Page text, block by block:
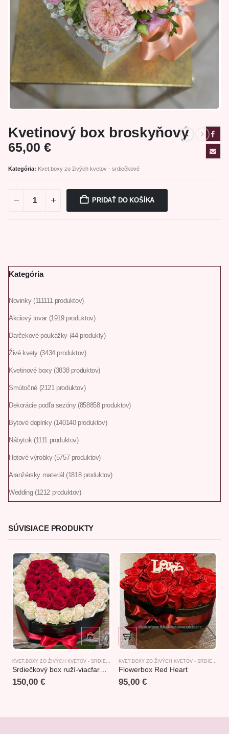
Kvetinový box broskyňový
65,00 €
Kategória: Kvet.boxy zo živých kvetov - srdiečkové
PRIDAŤ DO KOŠÍKA
Kategória
Novinky 111111 produktov
Akciový tovar 1919 produktov
Darčekové poukážky 44 produkty
Živé kvety 3434 produktov
Kvetinové boxy 3838 produktov
Smútočné 2121 produktov
Dekorácie podľa sezóny 858858 produktov
Bytové doplnky 140140 produktov
Nábytok 1111 produktov
Hotové výrobky 5757 produktov
Aranžérsky materiál 1818 produktov
Wedding 1212 produktov
SÚVISIACE PRODUKTY
KVET.BOXY ZO ŽIVÝCH KVETOV - SRDIEČKOVÉ
Srdiečkový box ruží-viacfarebný
150,00 €
Tento produkt má viacero variantov. Možnosti si môžete vybrať na stránke produktu.
KVET.BOXY ZO ŽIVÝCH KVETOV - SRDIEČKOVÉ
Flowerbox Red Heart
95,00 €